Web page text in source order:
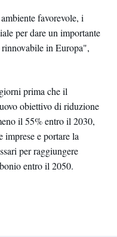
favorevole, i
per dare un importante
in Europa",
prima che il
obiettivo di riduzione
il 55% entro il 2030,
imprese e portare la
per raggiungere
entro il 2050.